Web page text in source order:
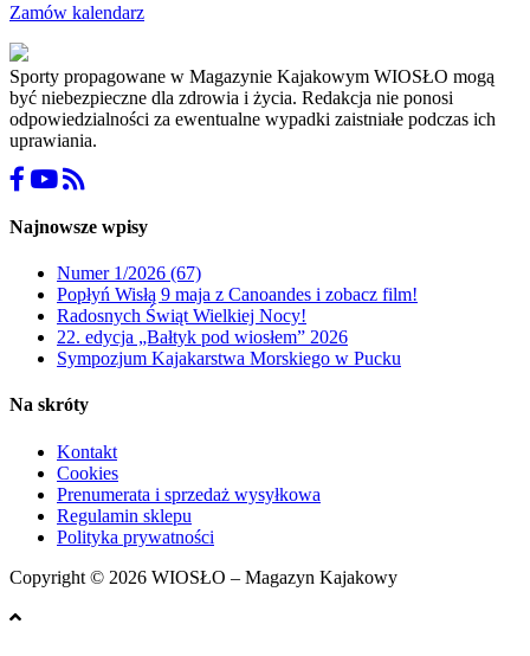
Zamów kalendarz
Sporty propagowane w Magazynie Kajakowym WIOSŁO mogą
być niebezpieczne dla zdrowia i życia. Redakcja nie ponosi
odpowiedzialności za ewentualne wypadki zaistniałe podczas ich
uprawiania.
Najnowsze wpisy
Numer 1/2026 (67)
Popłyń Wisłą 9 maja z Canoandes i zobacz film!
Radosnych Świąt Wielkiej Nocy!
22. edycja „Bałtyk pod wiosłem” 2026
Sympozjum Kajakarstwa Morskiego w Pucku
Na skróty
Kontakt
Cookies
Prenumerata i sprzedaż wysyłkowa
Regulamin sklepu
Polityka prywatności
Copyright © 2026 WIOSŁO – Magazyn Kajakowy